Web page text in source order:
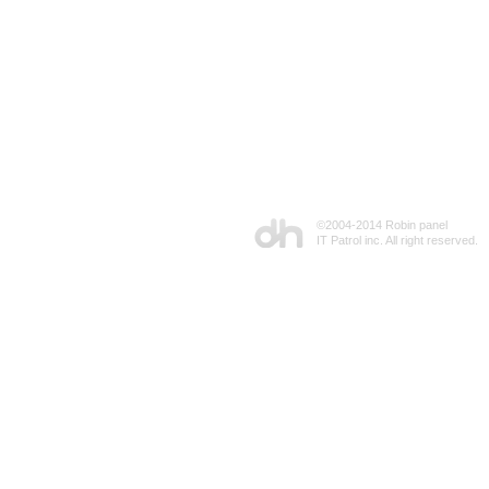
©2004-2014 Robin panel
IT Patrol inc. All right reserved.